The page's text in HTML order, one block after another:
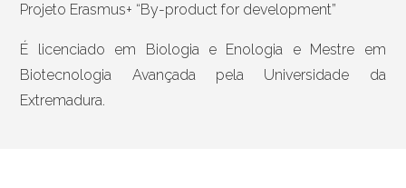
Projeto Erasmus+ “By-product for development”
É licenciado em Biologia e Enologia e Mestre em
Biotecnologia Avançada pela Universidade da
Extremadura.